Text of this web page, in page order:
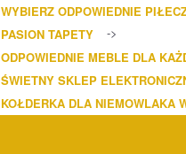
WYBIERZ ODPOWIEDNIE
PASION TAPETY
ODPOWIEDNIE MEBLE DLA
ŚWIETNY SKLEP
KOŁDERKA DLA NIEMOWLAKA